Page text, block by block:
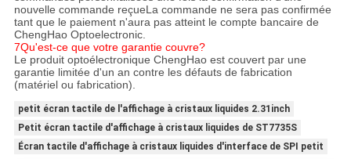
nouvelle commande reçueLa commande ne sera pas confirmée
tant que le paiement n'aura pas atteint le compte bancaire de
ChengHao Optoelectronic.
7Qu'est-ce que votre garantie couvre?
Le produit optoélectronique ChengHao est couvert par une
garantie limitée d'un an contre les défauts de fabrication
(matériel ou fabrication).
petit écran tactile de l'affichage à cristaux liquides 2.31inch
Petit écran tactile d'affichage à cristaux liquides de ST7735S
Écran tactile d'affichage à cristaux liquides d'interface de SPI petit